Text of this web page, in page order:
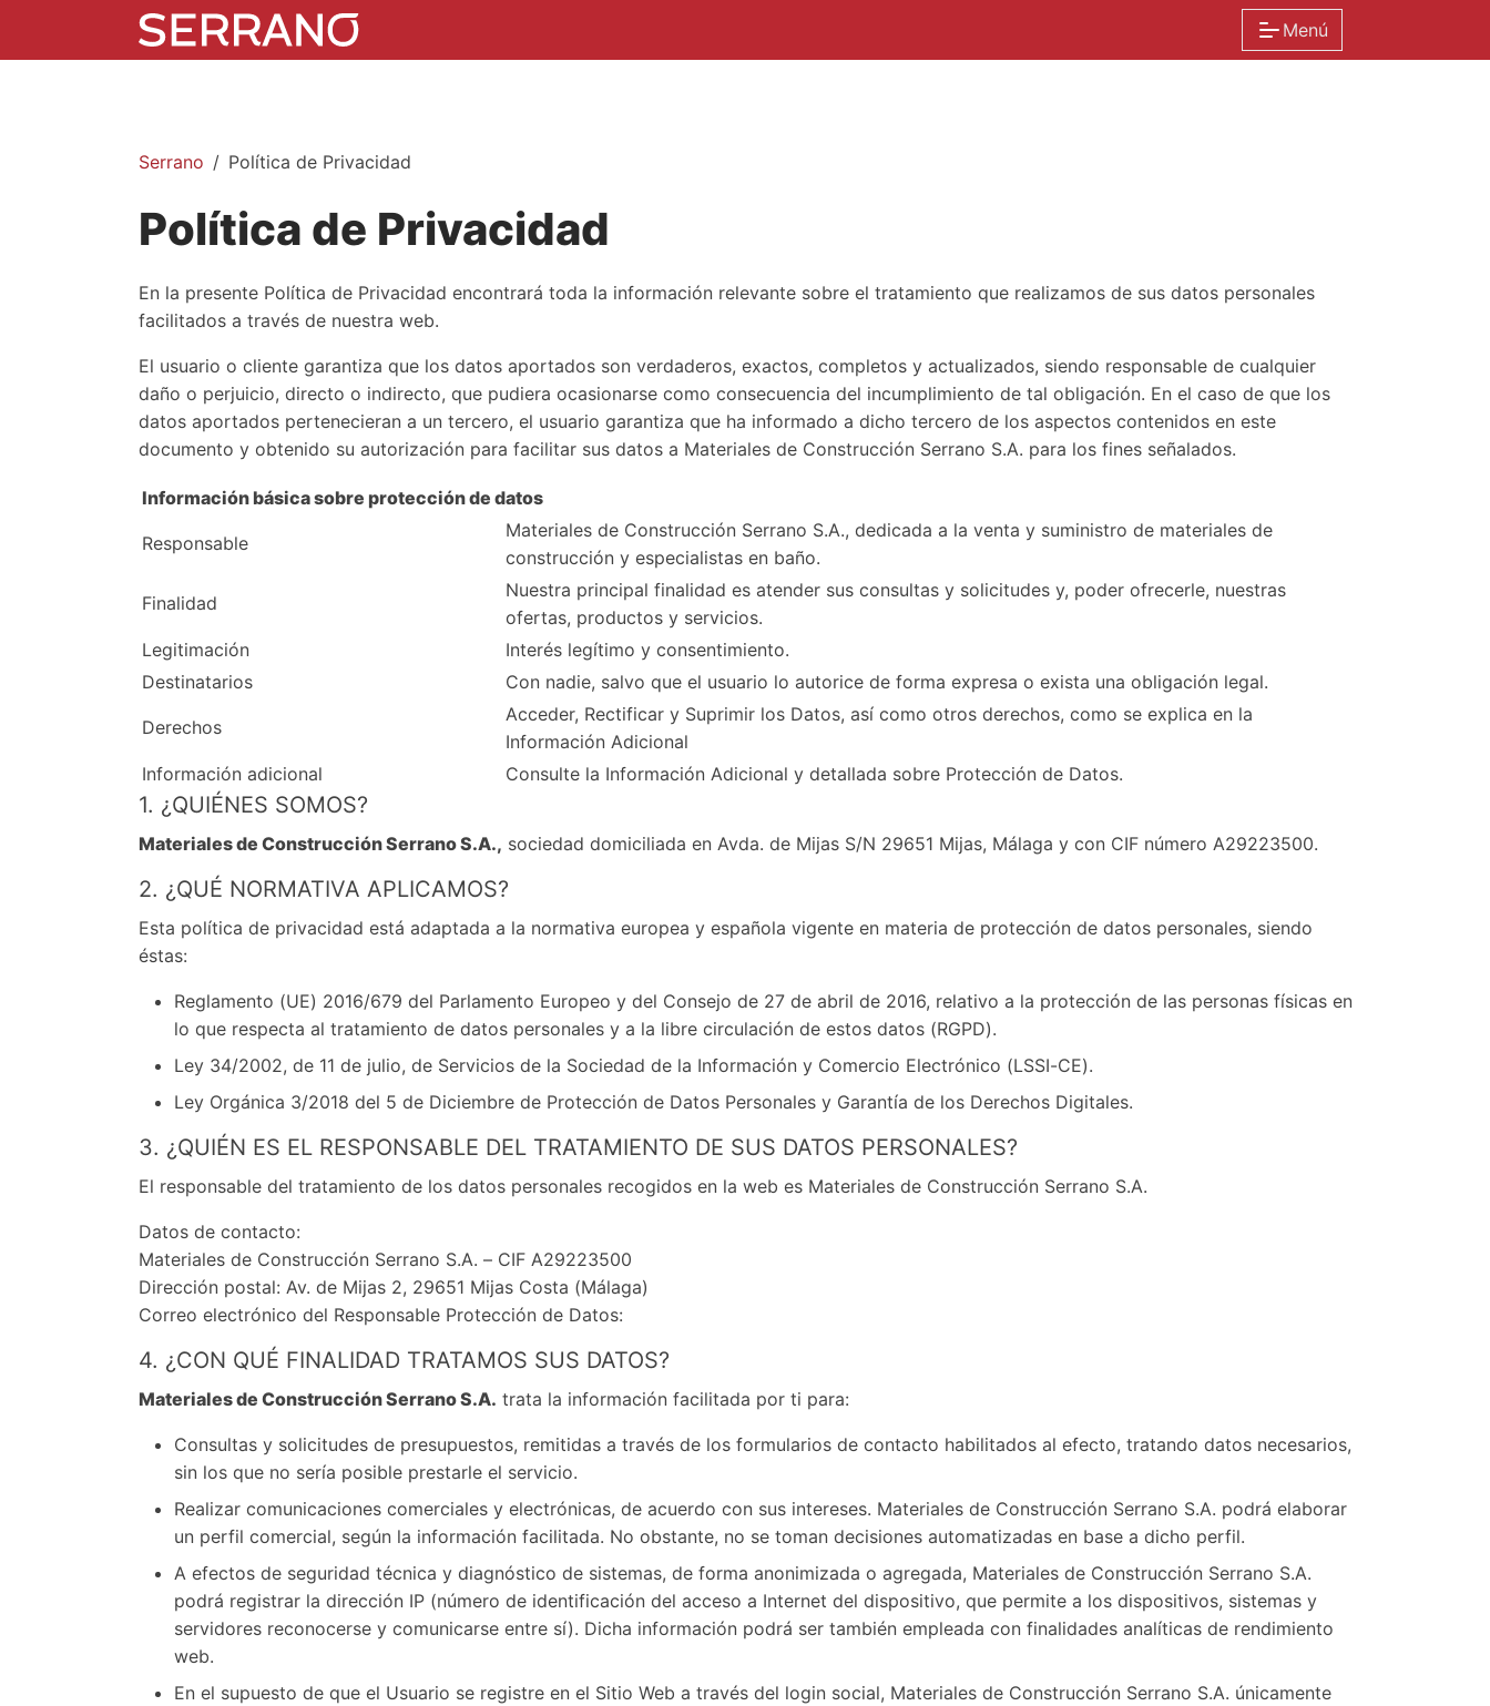
Menú
Serrano Política de Privacidad
Política de Privacidad
En la presente Política de Privacidad encontrará toda la información relevante sobre el tratamiento que realizamos de sus datos personales
facilitados a través de nuestra web.
El usuario o cliente garantiza que los datos aportados son verdaderos, exactos, completos y actualizados, siendo responsable de cualquier
daño o perjuicio, directo o indirecto, que pudiera ocasionarse como consecuencia del incumplimiento de tal obligación. En el caso de que los
datos aportados pertenecieran a un tercero, el usuario garantiza que ha informado a dicho tercero de los aspectos contenidos en este
documento y obtenido su autorización para facilitar sus datos a Materiales de Construcción Serrano S.A. para los fines señalados.
Información básica sobre protección de datos
Responsable
Materiales de Construcción Serrano S.A., dedicada a la venta y suministro de materiales de
construcción y especialistas en baño.
Finalidad
Nuestra principal finalidad es atender sus consultas y solicitudes y, poder ofrecerle, nuestras
ofertas, productos y servicios.
Legitimación
Interés legítimo y consentimiento.
Destinatarios
Con nadie, salvo que el usuario lo autorice de forma expresa o exista una obligación legal.
Derechos
Acceder, Rectificar y Suprimir los Datos, así como otros derechos, como se explica en la
Información Adicional
Información adicional
Consulte la Información Adicional y detallada sobre Protección de Datos.
1. ¿QUIÉNES SOMOS?
Materiales de Construcción Serrano S.A., sociedad domiciliada en Avda. de Mijas S/N 29651 Mijas, Málaga y con CIF número A29223500.
2. ¿QUÉ NORMATIVA APLICAMOS?
Esta política de privacidad está adaptada a la normativa europea y española vigente en materia de protección de datos personales, siendo
éstas:
Reglamento (UE) 2016/679 del Parlamento Europeo y del Consejo de 27 de abril de 2016, relativo a la protección de las personas físicas en
lo que respecta al tratamiento de datos personales y a la libre circulación de estos datos (RGPD).
Ley 34/2002, de 11 de julio, de Servicios de la Sociedad de la Información y Comercio Electrónico (LSSI-CE).
Ley Orgánica 3/2018 del 5 de Diciembre de Protección de Datos Personales y Garantía de los Derechos Digitales.
3. ¿QUIÉN ES EL RESPONSABLE DEL TRATAMIENTO DE SUS DATOS PERSONALES?
El responsable del tratamiento de los datos personales recogidos en la web es Materiales de Construcción Serrano S.A.
Datos de contacto:
Materiales de Construcción Serrano S.A. – CIF A29223500
Dirección postal: Av. de Mijas 2, 29651 Mijas Costa (Málaga)
Correo electrónico del Responsable Protección de Datos:
4. ¿CON QUÉ FINALIDAD TRATAMOS SUS DATOS?
Materiales de Construcción Serrano S.A. trata la información facilitada por ti para:
Consultas y solicitudes de presupuestos, remitidas a través de los formularios de contacto habilitados al efecto, tratando datos necesarios,
sin los que no sería posible prestarle el servicio.
Realizar comunicaciones comerciales y electrónicas, de acuerdo con sus intereses. Materiales de Construcción Serrano S.A. podrá elaborar
un perfil comercial, según la información facilitada. No obstante, no se toman decisiones automatizadas en base a dicho perfil.
A efectos de seguridad técnica y diagnóstico de sistemas, de forma anonimizada o agregada, Materiales de Construcción Serrano S.A.
podrá registrar la dirección IP (número de identificación del acceso a Internet del dispositivo, que permite a los dispositivos, sistemas y
servidores reconocerse y comunicarse entre sí). Dicha información podrá ser también empleada con finalidades analíticas de rendimiento
web.
En el supuesto de que el Usuario se registre en el Sitio Web a través del login social, Materiales de Construcción Serrano S.A. únicamente